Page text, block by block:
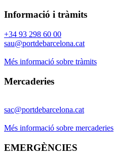
Informació i tràmits
+34 93 298 60 00
sau@portdebarcelona.cat
Més informació sobre tràmits
Mercaderies
sac@portdebarcelona.cat
Més informació sobre mercaderies
EMERGÈNCIES